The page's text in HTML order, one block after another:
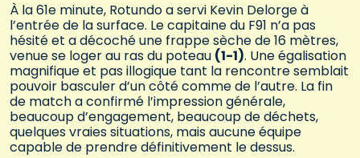
À la 61e minute, Rotundo a servi Kevin Delorge à
l’entrée de la surface. Le capitaine du F91 n’a pas
hésité et a décoché une frappe sèche de 16 mètres,
venue se loger au ras du poteau (1-1). Une égalisation
magnifique et pas illogique tant la rencontre semblait
pouvoir basculer d’un côté comme de l’autre. La fin
de match a confirmé l’impression générale,
beaucoup d’engagement, beaucoup de déchets,
quelques vraies situations, mais aucune équipe
capable de prendre définitivement le dessus.